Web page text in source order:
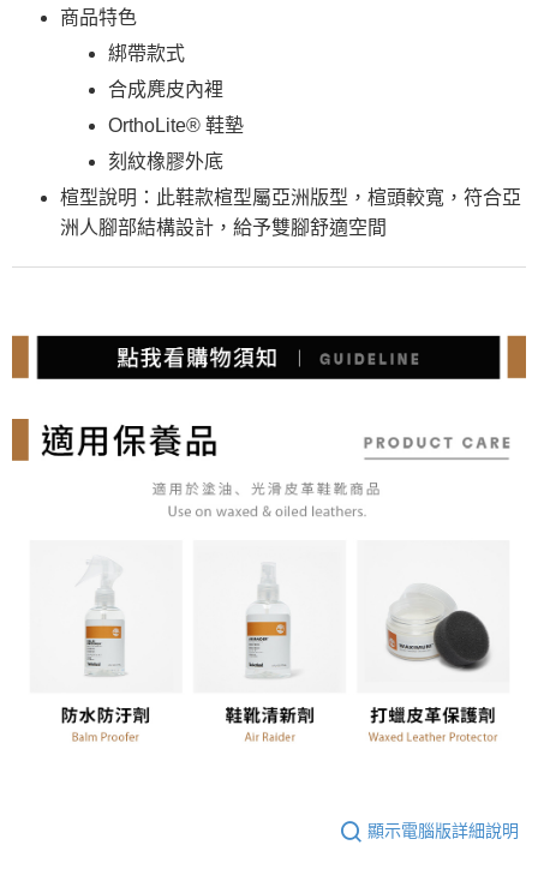
商品特色
綁帶款式
合成麂皮內裡
OrthoLite® 鞋墊
刻紋橡膠外底
楦型說明：此鞋款楦型屬亞洲版型，楦頭較寬，符合亞
洲人腳部結構設計，給予雙腳舒適空間
顯示電腦版詳細說明